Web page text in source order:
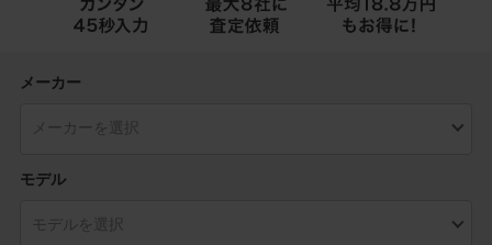
メーカー
モデル